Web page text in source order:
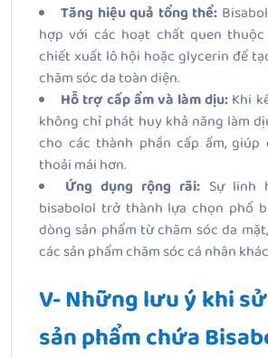
Tăng hiệu quả tổng thể:
hợp với các hoạt chất quen thuộc
chiết xuất lô hội hoặc glycerin để
chăm sóc da toàn diện.
Hỗ trợ cấp ẩm và làm dịu: Khi
không chỉ phát huy khả năng làm
cho các thành phần cấp ẩm, giúp
thoải mái hơn.
Ứng dụng rộng rãi: Sự linh
bisabolol trở thành lựa chọn phổ
dòng sản phẩm từ chăm sóc da
các sản phẩm chăm sóc cá nhân
V- Những lưu ý khi
sản phẩm chứa